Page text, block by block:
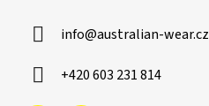
info@australian-wear.cz
+420 603 231 814